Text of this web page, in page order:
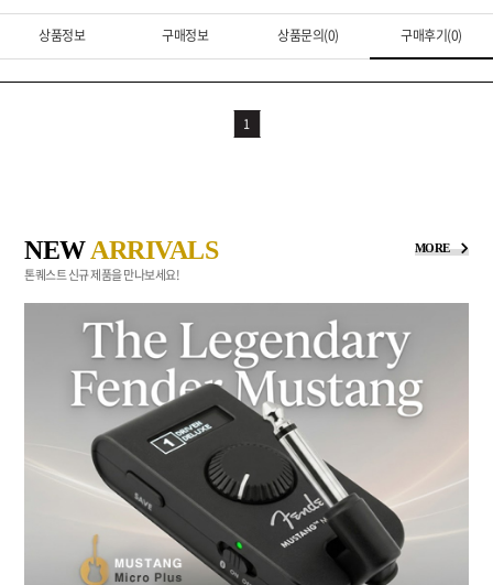
상품정보 구매정보 상품문의(0) 구매후기(0)
1
NEWARRIVALS MORE
톤퀘스트 신규 제품을 만나보세요!